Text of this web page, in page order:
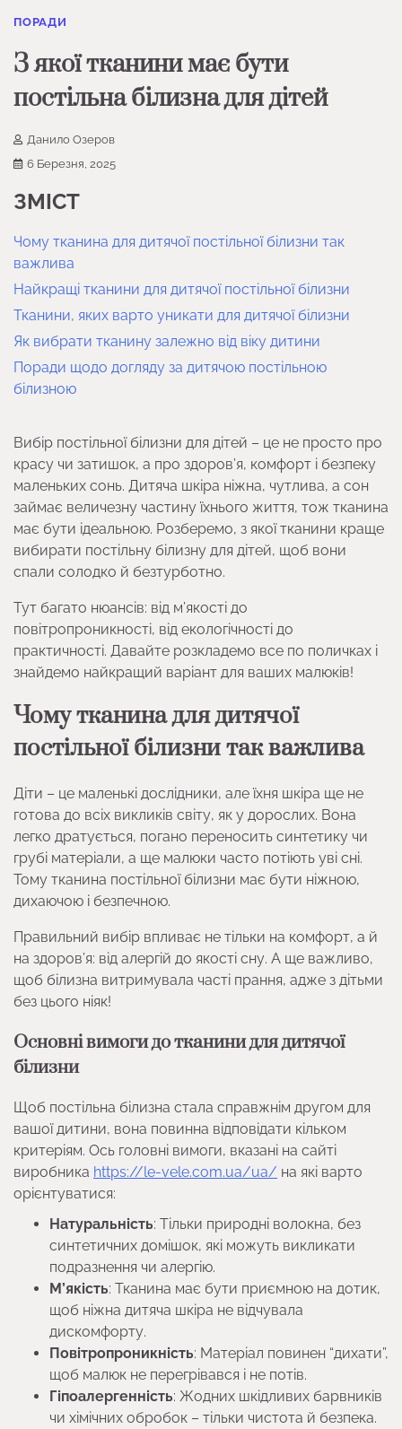
ПОРАДИ
З якої тканини має бути
постільна білизна для дітей
Данило Озеров
6 Березня, 2025
ЗМІСТ
Чому тканина для дитячої постільної білизни так
важлива
Найкращі тканини для дитячої постільної білизни
Тканини, яких варто уникати для дитячої білизни
Як вибрати тканину залежно від віку дитини
Поради щодо догляду за дитячою постільною
білизною
Вибір постільної білизни для дітей – це не просто про
красу чи затишок, а про здоров’я, комфорт і безпеку
маленьких сонь. Дитяча шкіра ніжна, чутлива, а сон
займає величезну частину їхнього життя, тож тканина
має бути ідеальною. Розберемо, з якої тканини краще
вибирати постільну білизну для дітей, щоб вони
спали солодко й безтурботно.
Тут багато нюансів: від м’якості до
повітропроникності, від екологічності до
практичності. Давайте розкладемо все по поличках і
знайдемо найкращий варіант для ваших малюків!
Чому тканина для дитячої
постільної білизни так важлива
Діти – це маленькі дослідники, але їхня шкіра ще не
готова до всіх викликів світу, як у дорослих. Вона
легко дратується, погано переносить синтетику чи
грубі матеріали, а ще малюки часто потіють уві сні.
Тому тканина постільної білизни має бути ніжною,
дихаючою і безпечною.
Правильний вибір впливає не тільки на комфорт, а й
на здоров’я: від алергій до якості сну. А ще важливо,
щоб білизна витримувала часті прання, адже з дітьми
без цього ніяк!
Основні вимоги до тканини для дитячої
білизни
Щоб постільна білизна стала справжнім другом для
вашої дитини, вона повинна відповідати кільком
критеріям. Ось головні вимоги, вказані на сайті
виробника https://le-vele.com.ua/ua/ на які варто
орієнтуватися:
Натуральність: Тільки природні волокна, без
синтетичних домішок, які можуть викликати
подразнення чи алергію.
М’якість: Тканина має бути приємною на дотик,
щоб ніжна дитяча шкіра не відчувала
дискомфорту.
Повітропроникність: Матеріал повинен “дихати”,
щоб малюк не перегрівався і не потів.
Гіпоалергенність: Жодних шкідливих барвників
чи хімічних обробок – тільки чистота й безпека.